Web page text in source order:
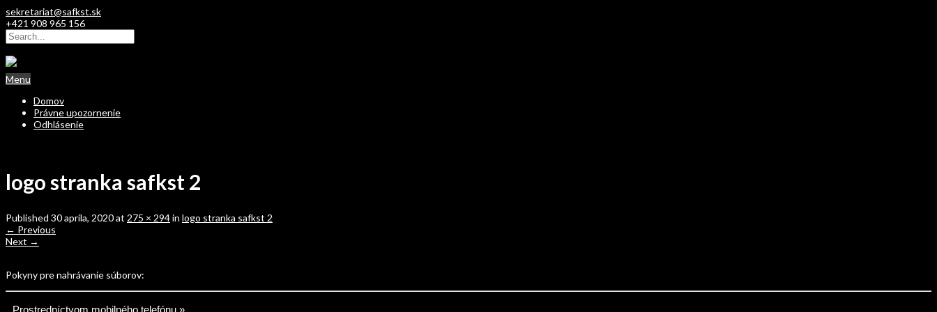
sekretariat@safkst.sk
+421 908 965 156
Menu
Domov
Právne upozornenie
Odhlásenie
logo stranka safkst 2
Published 30 apríla, 2020at 275 × 294in logo stranka safkst 2
← Previous
Next →
Pokyny pre nahrávanie súborov:
Prostredníctvom mobilného telefónu »